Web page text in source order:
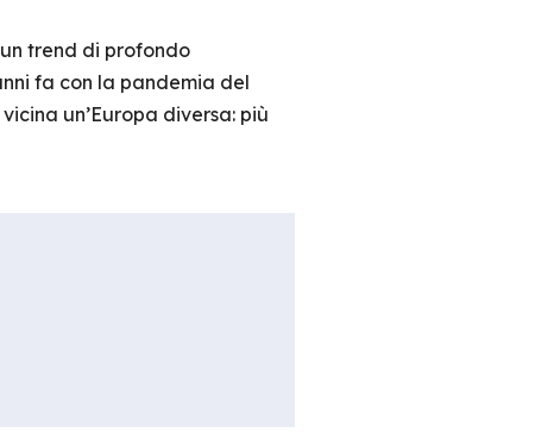
trend di profondo
fa con la pandemia del
un’Europa diversa: più